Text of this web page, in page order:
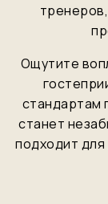
Ощутите
стандартам
станет
подходит